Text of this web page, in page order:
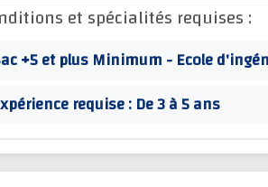
Conditions et spécialités requises
Bac +5 et plus Minimum - Ecole
Expérience requise : De 3 à 5 ans